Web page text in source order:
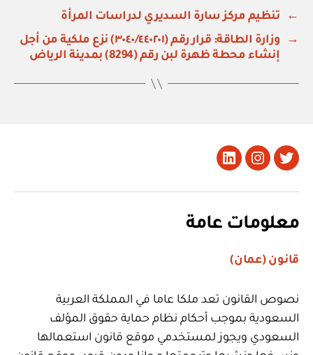
←
تنظيم مركز سارة السديري لدراسات المرأة
→
وزارة الطاقة: قرار رقم (٣٠٤٠/٤٤٠٢٠١) نزع ملكية من أجل
إنشاء محطة ظهرة لبن رقم (8294) بمدينة الرياض
تويتر Instagram
LinkedIn
معلومات عامة
قانون (عمان)
نصوص القانون تعد ملكا عاما في المملكة العربية
السعودية بموجب أحكام نظام حماية حقوق المؤلف
السعودي ويجوز لمستخدمي موقع قانون استعمالها